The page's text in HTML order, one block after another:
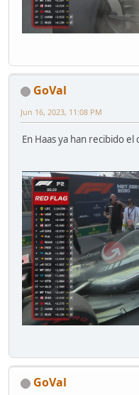
GoVal
Jun 16, 2023, 11:08 PM
En Haas ya han recibido
GoVal